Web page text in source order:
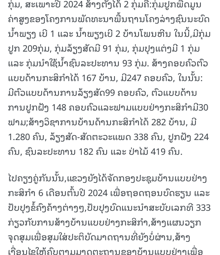
ກຸ່ມ, ສະເພາະປີ 2024 ສ້າງຕັ້ງໄດ້ 2 ກຸ່ມຄື:ກຸ່ມປູກພືດມູນ
ຄ່າສູງຂອງໂຄງການພັດທະນາພື້ນຖານໂຄງລ່າງຊົນນະບົດ
ນ້ຳພຽງ ເບີ 1 ແລະ ນໍ້າພຽງເບີ 2 ບ້ານໂພນຫີນ ໃນນີ້,ມີກຸ່ມ
ປູກ 209ກຸ່ມ, ກຸ່ມລ້ຽງສັດມີ 91 ກຸ່ມ, ກຸ່ມປຸງແຕ່ງມີ 1 ກຸ່ມ
ແລະ ກຸ່ມນຳໃຊ້ນໍ້າຊົນລະປະທານ 93 ກຸ່ມ. ສ້າງຄອບຄົວຕົວ
ແບບດ້ານກະສິກໍາໄດ້ 167 ບ້ານ, ມີ247 ຄອບຄົວ, ໃນນັ້ນ:
ມີຕົວແບບດ້ານການລ້ຽງສັດ99 ຄອບຄົວ, ຕົວແບບດ້ານ
ການປູກຝັງ 148 ຄອບຄົວແລະຟາມແບບຢ່າງກະສິກໍາມີ30
ຟາມ;ສ້າງວິຊາການບ້ານດ້ານກະສິກໍາໄດ້ 282 ບ້ານ, ມີ
1.280 ຄົນ, ລ້ຽງສັດ-ສັດຕະວະແພດ 338 ຄົນ, ປູກຝັງ 224
ຄົນ, ຊົນລະປະທານ 182 ຄົນ ແລະ ປ່າໄມ້ 419 ຄົນ.
ໄປຄຽງຄູ່ກັນນັ້ນ,ແຂວງຍັງໄດ້ຈັດກອງປະຊຸມບ້ານແບບຢ່າງ
ກະສິກໍາ 6 ເດືອນຕົ້ນປີ 2024 ເພື່ອຖອດຖອນບົດຮຽນ ແລະ
ປັບປຸງຂໍ້ຄົງຄ້າງຕ່າງໆ,ປັບປຸງບົດແນະນໍາສະບັບເລກທີ 333
ກ່ຽວກັບການສ້າງບ້ານແບບຢ່າງກະສິກໍາ,ສ້າງແຜນວຽກ
ຈຸດສຸມເພື່ອສຸມໃສ່ປະຕິບັດມາດຖານທີ່ຍັງບໍ່ຜ່ານ,ສ້າງ
ເງື່ອນໄຂໃຫ້ຄົບຕາມມາດຕະຖານຂອງບ້ານແບບຢ່າງເພື່ອ